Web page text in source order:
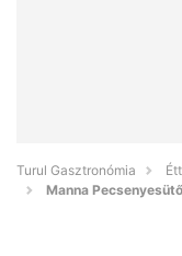
Turul Gasztronómia
Manna Pecsenyesütő